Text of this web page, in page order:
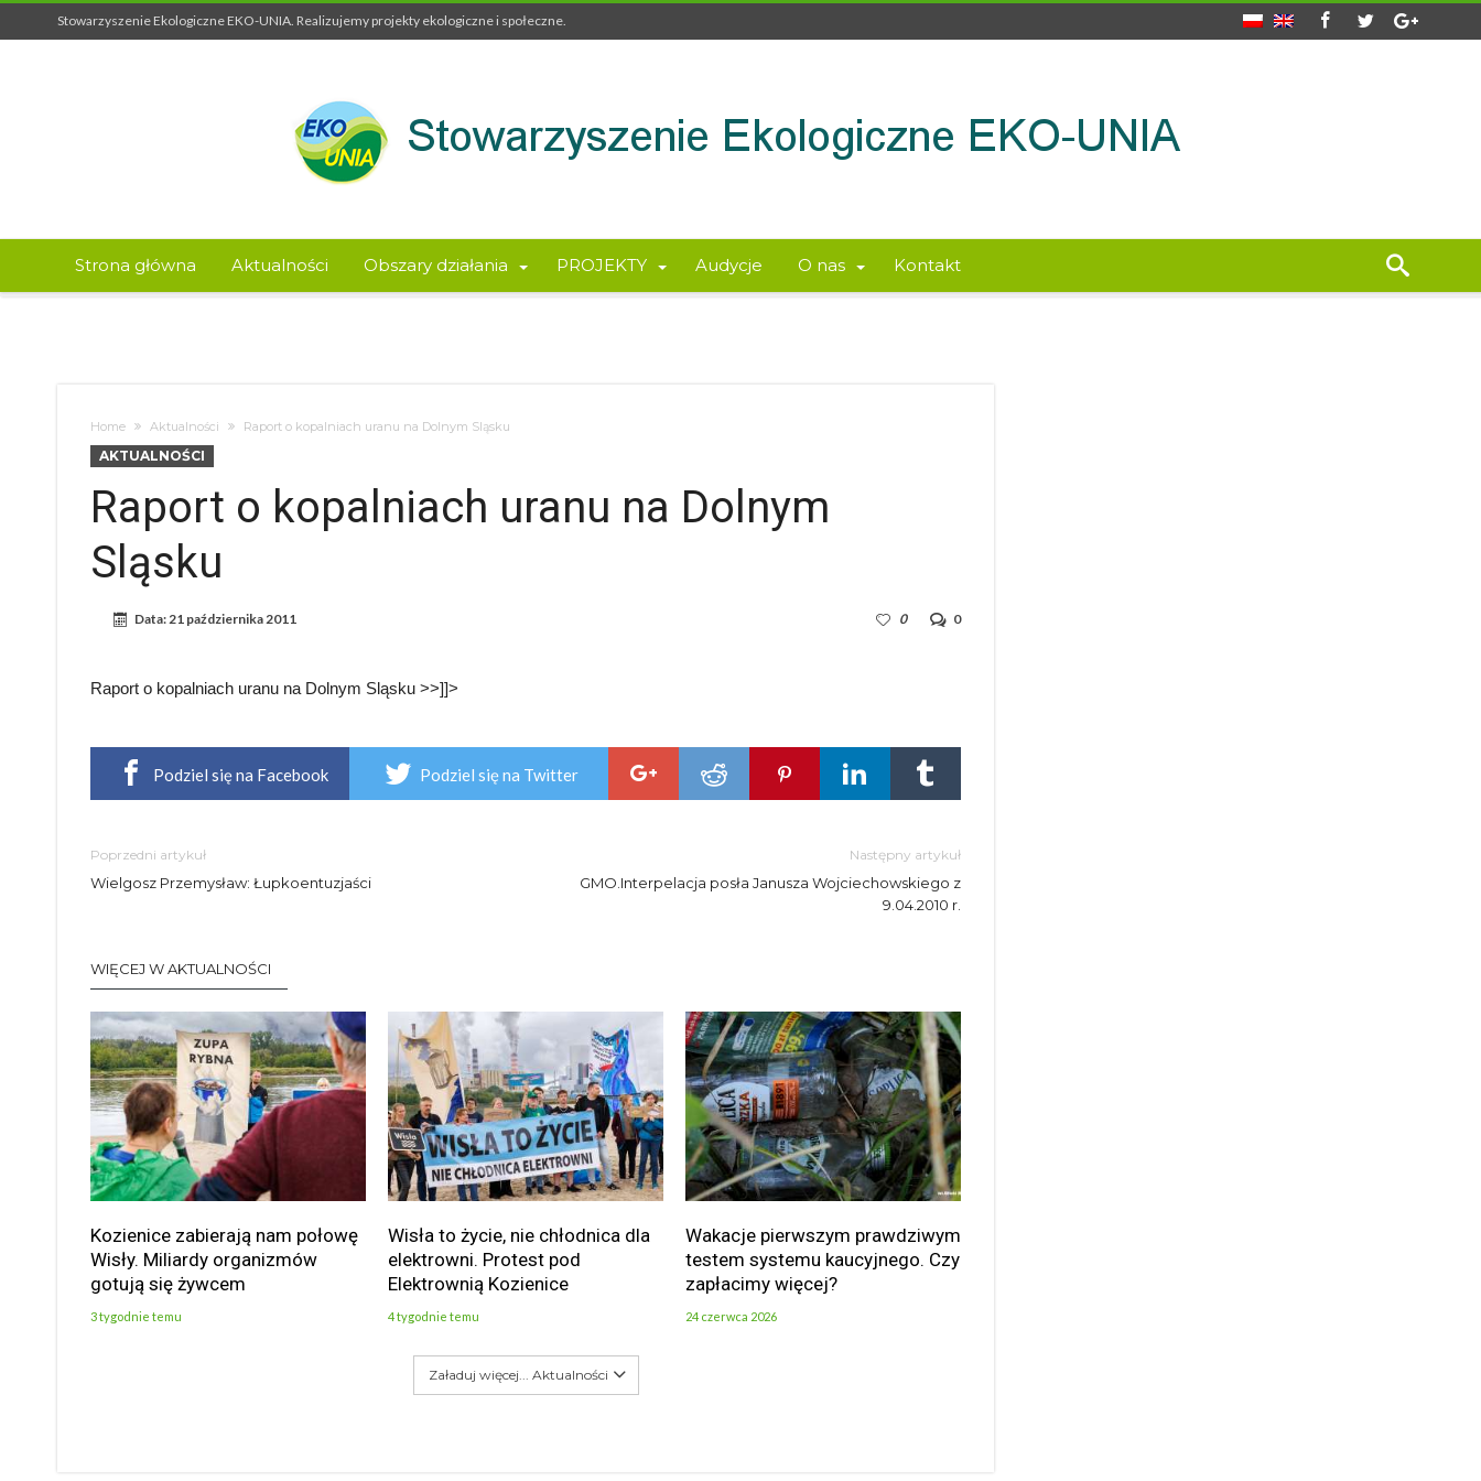
Stowarzyszenie Ekologiczne EKO-UNIA. Realizujemy projekty ekologiczne i społeczne.
Strona główna Aktualności Obszary działania PROJEKTY Audycje O nas Kontakt
Home Aktualności Raport o kopalniach uranu na Dolnym Sląsku
AKTUALNOŚCI
Raport o kopalniach uranu na Dolnym
Sląsku
Data:21 października 2011 0
0
Raport o kopalniach uranu na Dolnym Sląsku >>]]>
Podziel się na Facebook Podziel się na Twitter
Poprzedni artykuł
Wielgosz Przemysław: Łupkoentuzjaści
Następny artykuł
GMO.Interpelacja posła Janusza Wojciechowskiego z
9.04.2010 r.
WIĘCEJ W AKTUALNOŚCI
Kozienice zabierają nam połowę
Wisły. Miliardy organizmów
gotują się żywcem
3 tygodnie temu
Wisła to życie, nie chłodnica dla
elektrowni. Protest pod
Elektrownią Kozienice
4 tygodnie temu
Wakacje pierwszym prawdziwym
testem systemu kaucyjnego. Czy
zapłacimy więcej?
24 czerwca 2026
Załaduj więcej... Aktualności